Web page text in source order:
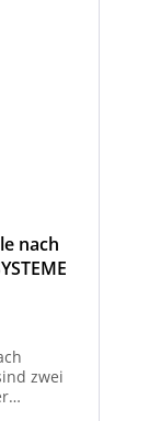
nach
zwei